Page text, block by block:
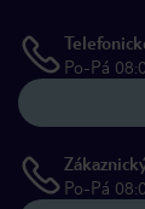
Po-Pá
Po-Pá